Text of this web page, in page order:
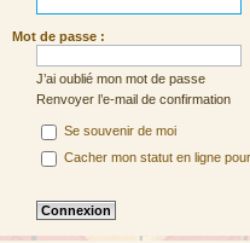
Mot de passe :
J’ai oublié mon mot de passe
Renvoyer l’e-mail de confirmation
Se souvenir de moi
Cacher mon statut en ligne